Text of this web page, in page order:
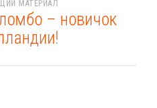
МАТЕРИАЛ
– новичок